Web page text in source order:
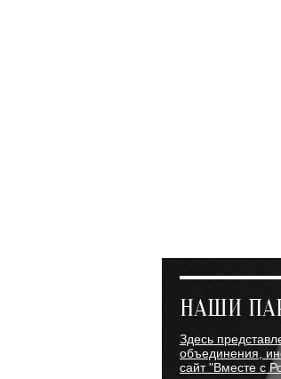
НАШИ
Здесь
объединения,
сайт "Вместе с